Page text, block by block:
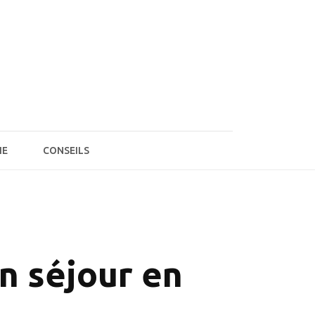
CONSEILS
séjour en